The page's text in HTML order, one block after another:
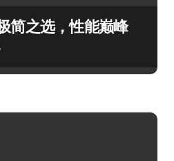
简之选，性能巅峰